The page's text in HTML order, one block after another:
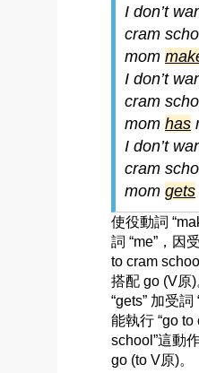
I don’t
cram
mom
I don’t
cram
mom has
I don’t
cram
mom gets
使役動詞
詞 “me”，因
to cram
搭配 go (V原
“gets” 加受詞
能執行 “go to
school”這動
go (to V原)。